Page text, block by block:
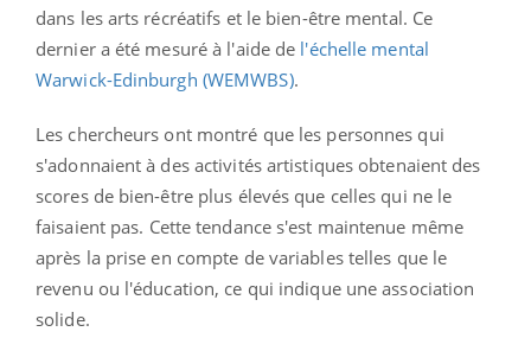
dans les arts récréatifs et le bien-être mental. Ce
dernier a été mesuré à l'aide de l'échelle mental
Warwick-Edinburgh (WEMWBS).
Les chercheurs ont montré que les personnes qui
s'adonnaient à des activités artistiques obtenaient des
scores de bien-être plus élevés que celles qui ne le
faisaient pas. Cette tendance s'est maintenue même
après la prise en compte de variables telles que le
revenu ou l'éducation, ce qui indique une association
solide.